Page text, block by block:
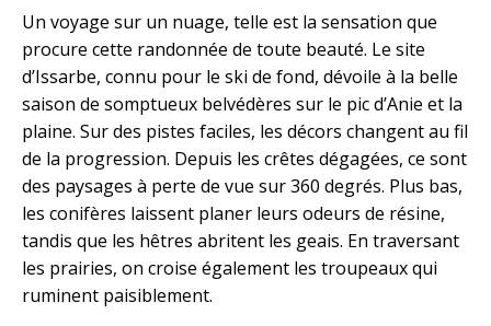
Un voyage sur un nuage, telle est la sensation que
procure cette randonnée de toute beauté. Le site
d’Issarbe, connu pour le ski de fond, dévoile à la belle
saison de somptueux belvédères sur le pic d’Anie et la
plaine. Sur des pistes faciles, les décors changent au fil
de la progression. Depuis les crêtes dégagées, ce sont
des paysages à perte de vue sur 360 degrés. Plus bas,
les conifères laissent planer leurs odeurs de résine,
tandis que les hêtres abritent les geais. En traversant
les prairies, on croise également les troupeaux qui
ruminent paisiblement.